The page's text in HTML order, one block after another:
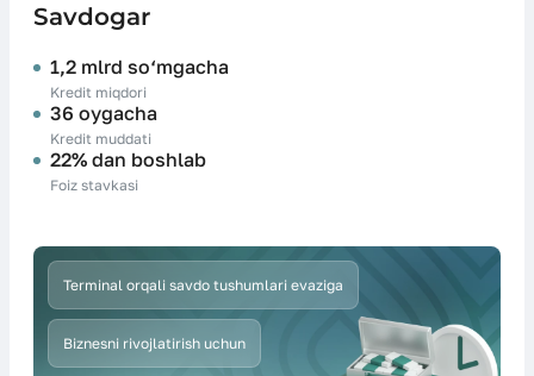
Savdogar
1,2 mlrd so‘mgacha
Kredit miqdori
36 oygacha
Kredit muddati
22% dan boshlab
Foiz stavkasi
Terminal orqali savdo tushumlari evaziga
Biznesni rivojlatirish uchun